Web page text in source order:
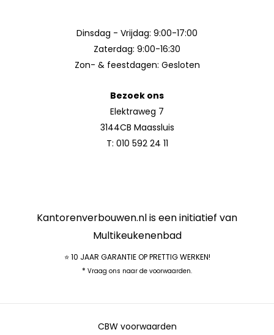
Dinsdag - Vrijdag: 9:00-17:00
Zaterdag: 9:00-16:30
Zon- & feestdagen: Gesloten
Bezoek ons
Elektraweg 7
3144CB Maassluis
T: 010 592 24 11
Kantorenverbouwen.nl is een initiatief van
Multikeukenenbad
⭐ 10 JAAR GARANTIE OP PRETTIG WERKEN!
* Vraag ons naar de voorwaarden.
CBW voorwaarden